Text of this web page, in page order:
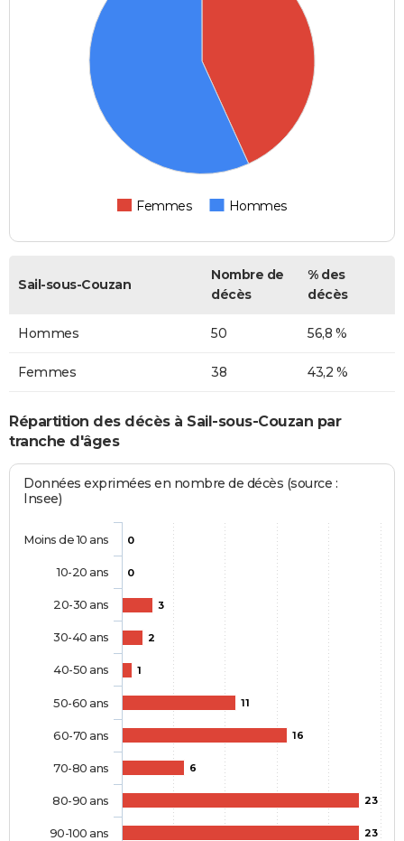
Femmes Hommes
Sail-sous-Couzan
Nombre de
décès
% des
décès
Hommes 50 56,8 %
Femmes 38 43,2 %
Répartition des décès à Sail-sous-Couzan par
tranche d'âges
Données exprimées en nombre de décès (source :
Insee)
0
0
3
2
1
11
16
6
23
23
Moins de 10 ans
10-20 ans
20-30 ans
30-40 ans
40-50 ans
50-60 ans
60-70 ans
70-80 ans
80-90 ans
90-100 ans